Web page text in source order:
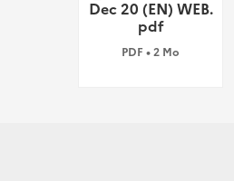
Dec 20 (EN) WEB.
pdf
PDF • 2 Mo